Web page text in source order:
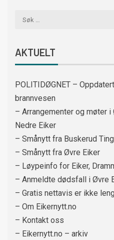
AKTUELT
POLITIDØGNET –
brannvesen
– Arrangementer og møter
Nedre Eiker
– Smånytt fra Buskerud
– Smånytt fra Øvre Eiker
– Løypeinfo for Eiker,
– Anmeldte dødsfall i Øvre
– Gratis nettavis er ikke
– Om Eikernytt.no
– Kontakt oss
– Eikernytt.no – arkiv